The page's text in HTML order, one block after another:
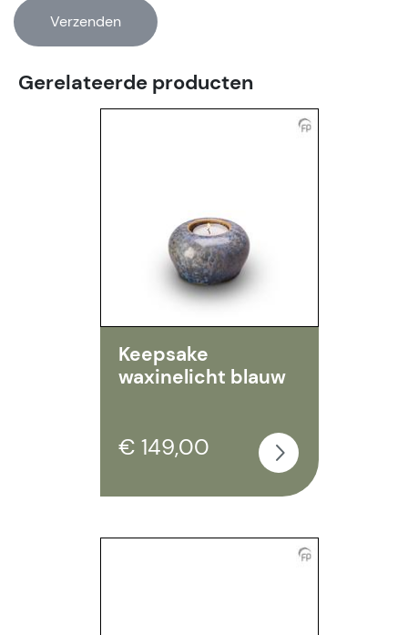
Gerelateerde producten
Keepsake
waxinelicht blauw
€ 149,00